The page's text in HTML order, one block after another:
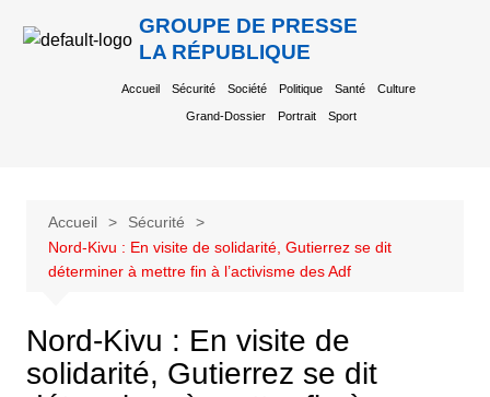
GROUPE DE PRESSE
LA RÉPUBLIQUE
Accueil Sécurité Société Politique Santé Culture
Grand-Dossier Portrait Sport
Accueil
Sécurité
Nord-Kivu : En visite de solidarité, Gutierrez se dit
déterminer à mettre fin à l’activisme des Adf
Nord-Kivu : En visite de
solidarité, Gutierrez se dit